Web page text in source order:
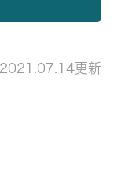
2021.07.14更新